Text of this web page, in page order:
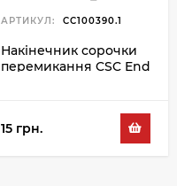
АРТИКУЛ: CC100390.1
Накінечник сорочки
перемикання CSC End
15 грн.